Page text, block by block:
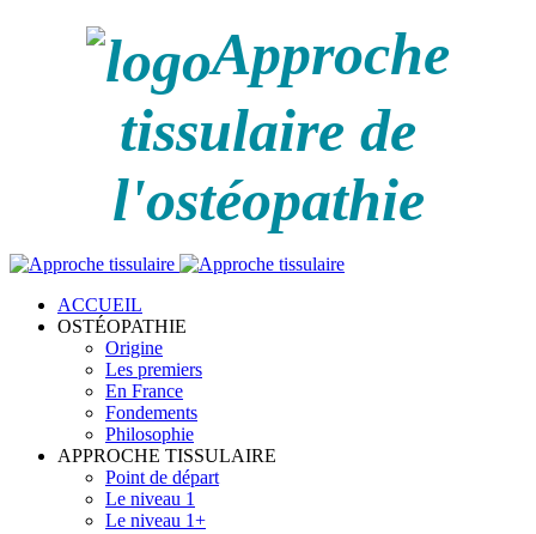
Approche
tissulaire de
l'ostéopathie
ACCUEIL
OSTÉOPATHIE
Origine
Les premiers
En France
Fondements
Philosophie
APPROCHE TISSULAIRE
Point de départ
Le niveau 1
Le niveau 1+